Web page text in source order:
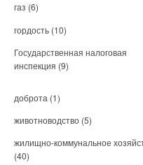
газ (6)
гордость (10)
Государственная налоговая
инспекция (9)
доброта (1)
животноводство (5)
жилищно-коммунальное
(40)